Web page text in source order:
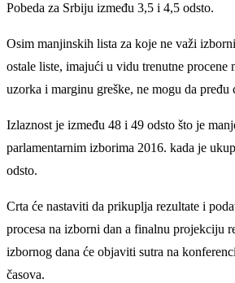
Pobeda za Srbiju između 3,5 i 4,5 odsto.
Osim manjinskih lista za koje ne važi
ostale liste, imajući u vidu trenutne procene
uzorka i marginu greške, ne mogu da pređu
Izlaznost je između 48 i 49 odsto što je
parlamentarnim izborima 2016. kada je
odsto.
Crta će nastaviti da prikuplja rezultate i
procesa na izborni dan a finalnu projekciju
izbornog dana će objaviti sutra na
časova.